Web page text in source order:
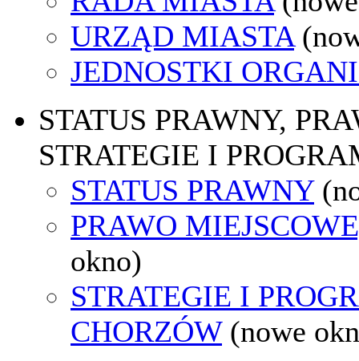
URZĄD MIASTA
JEDNOSTKI
STATUS PRAWNY,
STRATEGIE I
STATUS PRAWNY
PRAWO
okno)
STRATEGIE I
CHORZÓW (nowe